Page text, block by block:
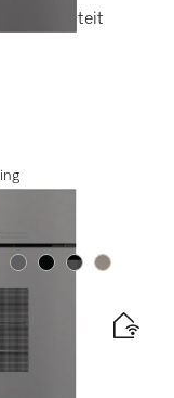
Kleur:Kleur:Kleur:Kleur: